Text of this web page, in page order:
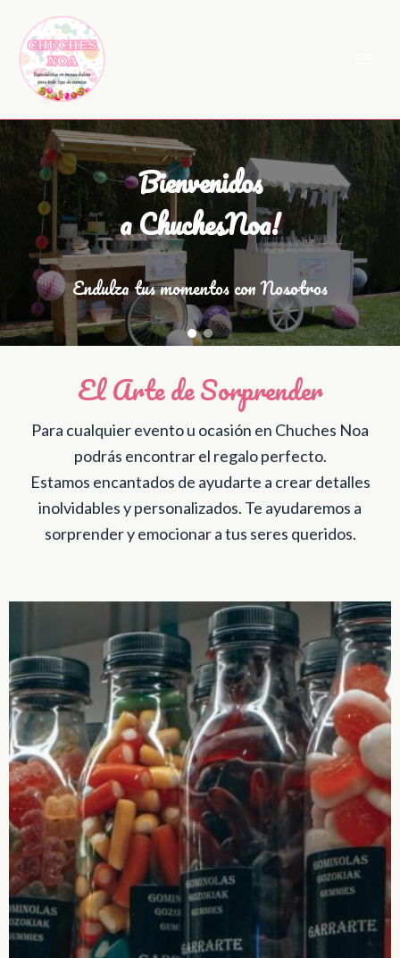
contenido
Bienvenidos
a ChuchesNoa!
Endulza tus momentos con Nosotros
El Arte de Sorprender
Para cualquier evento u ocasión en Chuches Noa
podrás encontrar el regalo perfecto.
Estamos encantados de ayudarte a crear detalles
inolvidables y personalizados. Te ayudaremos a
sorprender y emocionar a tus seres queridos.